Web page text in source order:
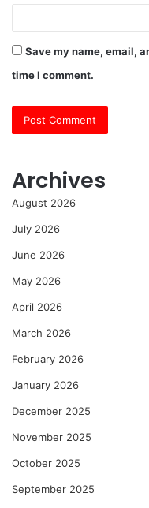
Save my name, email,
time I comment.
Archives
August 2026
July 2026
June 2026
May 2026
April 2026
March 2026
February 2026
January 2026
December 2025
November 2025
October 2025
September 2025